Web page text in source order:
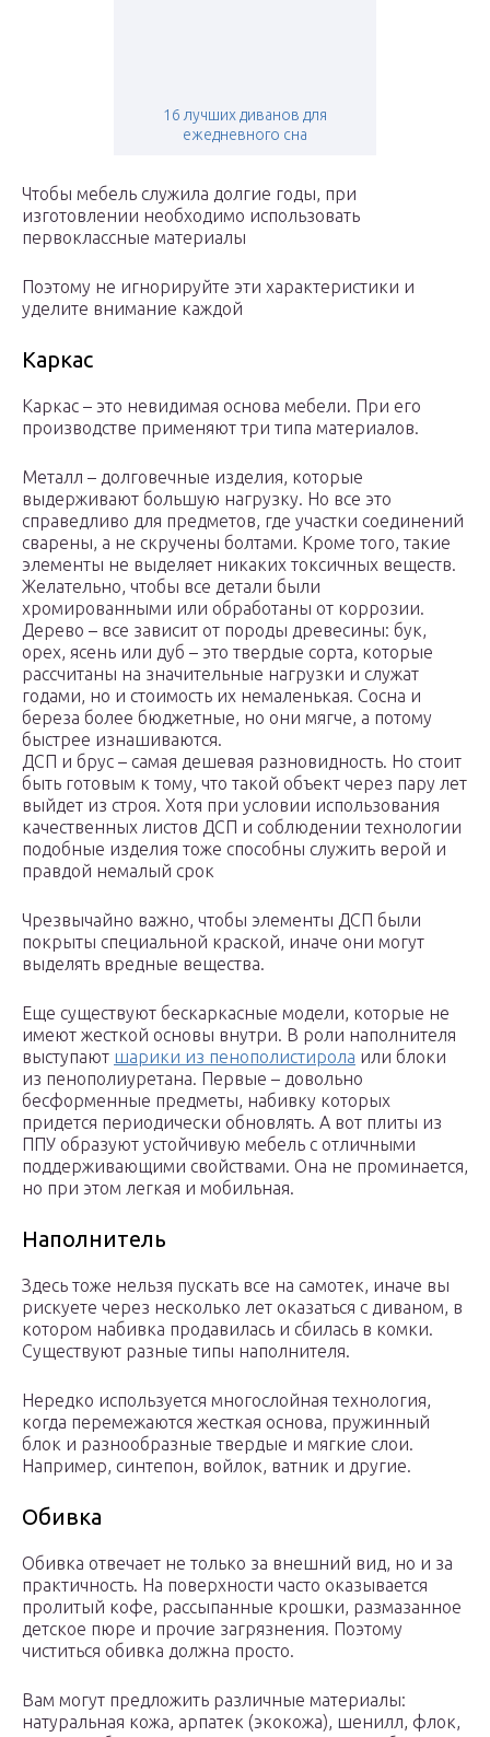
16 лучших диванов для
ежедневного сна
Чтобы мебель служила долгие годы, при
изготовлении необходимо использовать
первоклассные материалы
Поэтому не игнорируйте эти характеристики и
уделите внимание каждой
Каркас
Каркас – это невидимая основа мебели. При его
производстве применяют три типа материалов.
Металл – долговечные изделия, которые
выдерживают большую нагрузку. Но все это
справедливо для предметов, где участки соединений
сварены, а не скручены болтами. Кроме того, такие
элементы не выделяет никаких токсичных веществ.
Желательно, чтобы все детали были
хромированными или обработаны от коррозии.
Дерево – все зависит от породы древесины: бук,
орех, ясень или дуб – это твердые сорта, которые
рассчитаны на значительные нагрузки и служат
годами, но и стоимость их немаленькая. Сосна и
береза более бюджетные, но они мягче, а потому
быстрее изнашиваются.
ДСП и брус – самая дешевая разновидность. Но стоит
быть готовым к тому, что такой объект через пару лет
выйдет из строя. Хотя при условии использования
качественных листов ДСП и соблюдении технологии
подобные изделия тоже способны служить верой и
правдой немалый срок
Чрезвычайно важно, чтобы элементы ДСП были
покрыты специальной краской, иначе они могут
выделять вредные вещества.
Еще существуют бескаркасные модели, которые не
имеют жесткой основы внутри. В роли наполнителя
выступают шарики из пенополистирола или блоки
из пенополиуретана. Первые – довольно
бесформенные предметы, набивку которых
придется периодически обновлять. А вот плиты из
ППУ образуют устойчивую мебель с отличными
поддерживающими свойствами. Она не проминается,
но при этом легкая и мобильная.
Наполнитель
Здесь тоже нельзя пускать все на самотек, иначе вы
рискуете через несколько лет оказаться с диваном, в
котором набивка продавилась и сбилась в комки.
Существуют разные типы наполнителя.
Нередко используется многослойная технология,
когда перемежаются жесткая основа, пружинный
блок и разнообразные твердые и мягкие слои.
Например, синтепон, войлок, ватник и другие.
Обивка
Обивка отвечает не только за внешний вид, но и за
практичность. На поверхности часто оказывается
пролитый кофе, рассыпанные крошки, размазанное
детское пюре и прочие загрязнения. Поэтому
чиститься обивка должна просто.
Вам могут предложить различные материалы:
натуральная кожа, арпатек (экокожа), шенилл, флок,